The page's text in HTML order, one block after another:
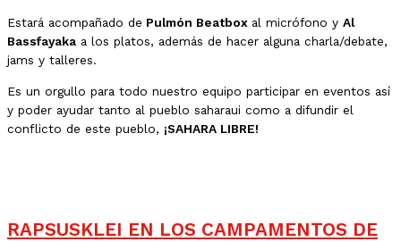
Estará acompañado de Pulmón Beatbox al micrófono y Al
Bassfayaka a los platos, además de hacer alguna charla/debate,
jams y talleres.
Es un orgullo para todo nuestro equipo participar en eventos así
y poder ayudar tanto al pueblo saharaui como a difundir el
conflicto de este pueblo, ¡SAHARA LIBRE!
RAPSUSKLEI EN LOS CAMPAMENTOS DE